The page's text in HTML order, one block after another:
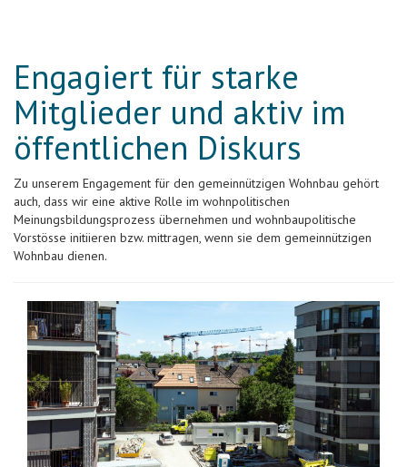
Engagiert für starke
Mitglieder und aktiv im
öffentlichen Diskurs
Zu unserem Engagement für den gemeinnützigen Wohnbau gehört
auch, dass wir eine aktive Rolle im wohnpolitischen
Meinungsbildungsprozess übernehmen und wohnbaupolitische
Vorstösse initiieren bzw. mittragen, wenn sie dem gemeinnützigen
Wohnbau dienen.